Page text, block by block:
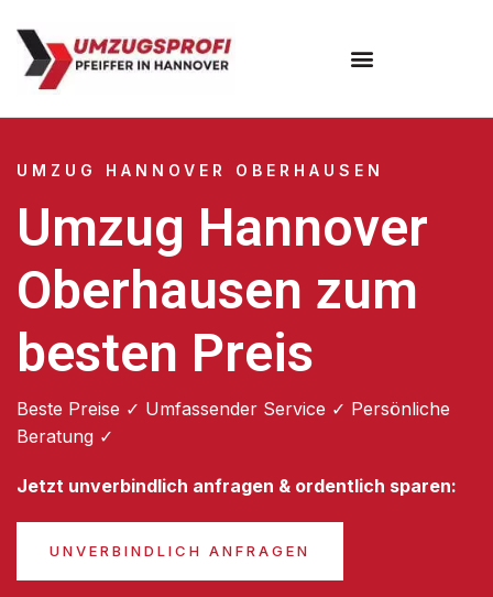
UMZUG HANNOVER OBERHAUSEN
Umzug Hannover
Oberhausen zum
besten Preis
Beste Preise ✓ Umfassender Service ✓ Persönliche
Beratung ✓
Jetzt unverbindlich anfragen & ordentlich sparen:
UNVERBINDLICH ANFRAGEN